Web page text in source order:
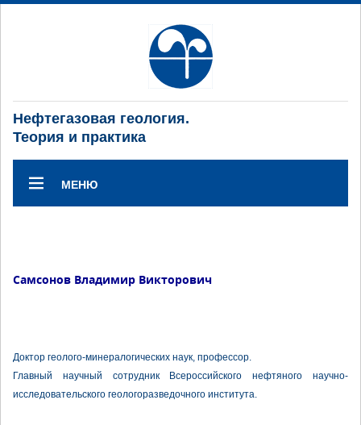
Нефтегазовая геология.
Теория и практика
МЕНЮ
Самсонов Владимир Викторович
Доктор геолого-минералогических наук, профессор.
Главный научный сотрудник Всероссийского нефтяного научно-
исследовательского геологоразведочного института.